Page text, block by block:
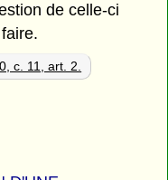
de celle-ci
c. 11, art. 2.